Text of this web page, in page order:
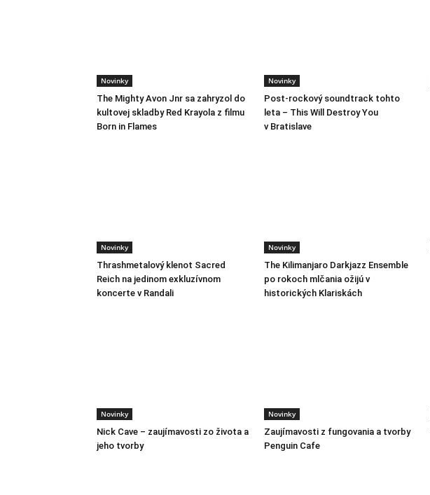
Novinky
The Mighty Avon Jnr sa zahryzol do
kultovej skladby Red Krayola z filmu
Born in Flames
Novinky
Post-rockový soundtrack tohto
leta – This Will Destroy You
v Bratislave
Novinky
Thrashmetalový klenot Sacred
Reich na jedinom exkluzívnom
koncerte v Randali
Novinky
The Kilimanjaro Darkjazz Ensemble
po rokoch mlčania ožijú v
historických Klariskách
Novinky
Nick Cave – zaujímavosti zo života a
jeho tvorby
Novinky
Zaujímavosti z fungovania a tvorby
Penguin Cafe